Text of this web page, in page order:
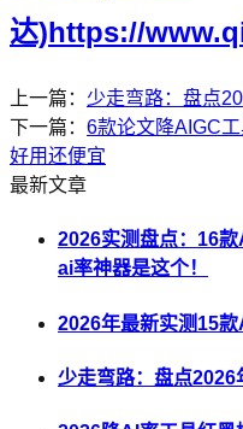
达)https://
上一篇： 少走弯路：盘点
下一篇： 6款论文降AIGC
好用还便宜
最新文章
2026实测盘点：16
ai率神器是这个！
2026年最新实测15款
少走弯路：盘点